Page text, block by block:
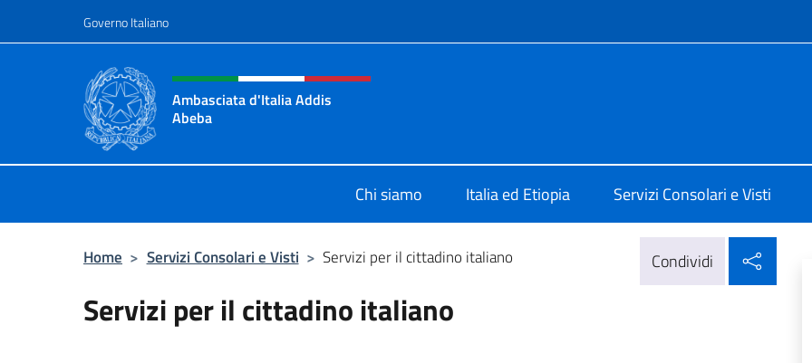
Governo Italiano
Intestazione sito, social e menù
Ambasciata d'Italia Addis
Abeba
Chi siamo Italia ed Etiopia Servizi Consolari e Visti
Home > Servizi Consolari e Visti > Servizi per il cittadino italiano Condividi
Servizi per il cittadino italiano